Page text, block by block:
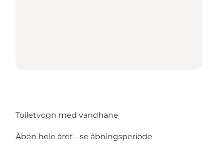
Toiletvogn med vandhane
Åben hele året - se åbningsperiode